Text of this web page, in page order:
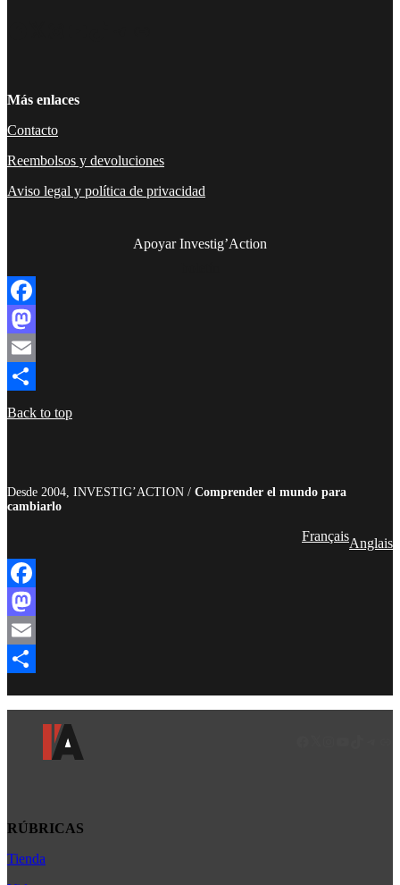
Más enlaces
Contacto
Reembolsos y devoluciones
Aviso legal y política de privacidad
Apoyar Investig’Action
Facebook
Mastodon
Email
Compartir
Back to top
Desde 2004, INVESTIG’ACTION / Comprender el mundo para
cambiarlo
FrançaisAnglais
Facebook
Mastodon
Email
RÚBRICAS
Africa
Tienda